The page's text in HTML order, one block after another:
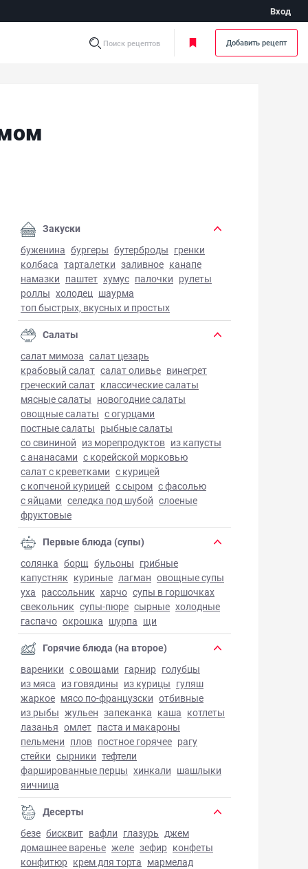
Вход
Поиск рецептов Добавить рецепт
из свеклы с курагой и изюмом - фото готового блюда
Закуски
буженина бургеры бутерброды гренки
колбаса тарталетки заливное канапе
намазки паштет хумус палочки рулеты
роллы холодец шаурма
топ быстрых, вкусных и простых
Салаты
салат мимоза салат цезарь
крабовый салат салат оливье винегрет
греческий салат классические салаты
мясные салаты новогодние салаты
овощные салаты с огурцами
постные салаты рыбные салаты
со свининой из морепродуктов из капусты
с ананасами с корейской морковью
салат с креветками с курицей
с копченой курицей с сыром с фасолью
с яйцами селедка под шубой слоеные
фруктовые
Первые блюда (супы)
солянка борщ бульоны грибные
капустняк куриные лагман овощные супы
уха рассольник харчо супы в горшочках
свекольник супы-пюре сырные холодные
гаспачо окрошка шурпа щи
Горячие блюда (на второе)
вареники с овощами гарнир голубцы
из мяса из говядины из курицы гуляш
жаркое мясо по-французски отбивные
из рыбы жульен запеканка каша котлеты
лазанья омлет паста и макароны
пельмени плов постное горячее рагу
стейки сырники тефтели
фаршированные перцы хинкали шашлыки
яичница
Десерты
безе бисквит вафли глазурь джем
домашнее варенье желе зефир конфеты
конфитюр крем для торта мармелад